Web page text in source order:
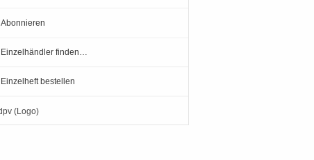
Abonnieren
Einzelhändler finden…
Einzelheft bestellen